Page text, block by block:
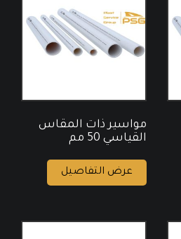
مواسير ذات المقاس
القياسي 50 مم
عرض التفاصيل